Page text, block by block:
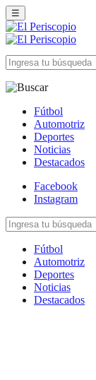
☰
Fútbol
Automotriz
Deportes
Noticias
Destacados
Facebook
Instagram
Fútbol
Automotriz
Deportes
Noticias
Destacados